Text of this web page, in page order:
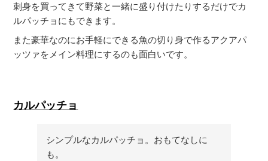
刺身を買ってきて野菜と一緒に盛り付けたりするだけでカ
ルパッチョにもできます。
また豪華なのにお手軽にできる魚の切り身で作るアクアパ
ッツァをメイン料理にするのも面白いです。
カルパッチョ
シンプルなカルパッチョ。おもてなしに
も。